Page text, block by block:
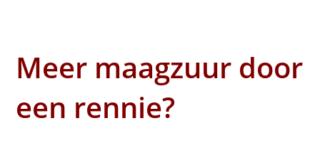
Meer maagzuur door
een rennie?